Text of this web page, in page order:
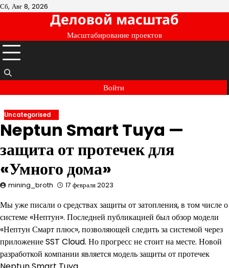
Перейти
Сб, Авг 8, 2026
Деловой масштаб
Масштабирование проектов
Войти
Uncategorised
Neptun Smart Tuya —
защита от протечек для
«Умного дома»
mining_broth 17 февраля 2023
Мы уже писали о средствах защиты от затопления, в том числе о
системе «Нептун». Последней публикацией был обзор модели
«Нептун Смарт плюс», позволяющей следить за системой через
приложение SST Cloud. Но прогресс не стоит на месте. Новой
разработкой компании является модель защиты от протечек